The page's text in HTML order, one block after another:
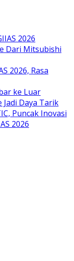
2026
Dari Mitsubishi
2026, Rasa
ke Luar
Daya Tarik
Puncak Inovasi
2026